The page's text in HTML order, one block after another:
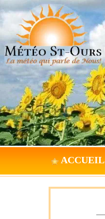
ACCUEIL